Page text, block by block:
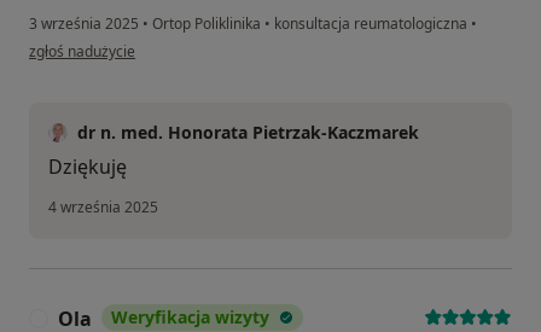
3 września 2025 • Ortop Poliklinika • konsultacja reumatologiczna •
w opinii użytkownika Darek
zgłoś nadużycie
dr n. med. Honorata Pietrzak-Kaczmarek
Dziękuję
4 września 2025
Ola Weryfikacja wizyty